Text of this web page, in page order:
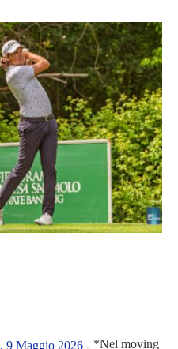
, 9 Maggio 2026 - *Nel moving